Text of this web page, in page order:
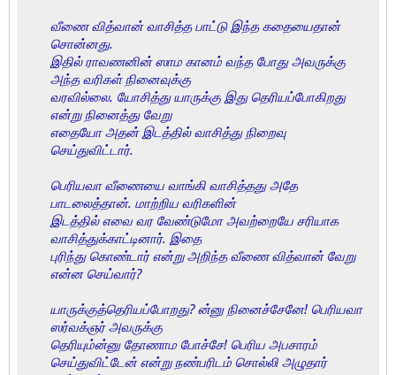
வீணை வித்வான் வாசித்த பாட்டு இந்த கதையைதான்
சொன்னது.
இதில் ராவணனின் ஸாம கானம் வந்த போது அவருக்கு
அந்த வரிகள் நினைவுக்கு
வரவில்லை. யோசித்து யாருக்கு இது தெரியப்போகிறது
என்று நினைத்து வேறு
எதையோ அதன் இடத்தில் வாசித்து நிறைவு
செய்துவிட்டார்.
பெரியவா வீணையை வாங்கி வாசித்தது அதே
பாடலைத்தான். மாற்றிய வரிகளின்
இடத்தில் எவை வர வேண்டுமோ அவற்றையே சரியாக
வாசித்துக்காட்டினார். இதை
புரிந்து கொண்டார் என்று அறிந்த வீணை வித்வான் வேறு
என்ன செய்வார்?
யாருக்குத்தெரியப்போறது? ன்னு நினைச்சேனே! பெரியவா
ஸர்வக்ஞர் அவருக்கு
தெரியும்ன்னு தோணாம போச்சே! பெரிய அபசாரம்
செய்துவிட்டேன் என்று நண்பரிடம் சொல்லி அழுதார்